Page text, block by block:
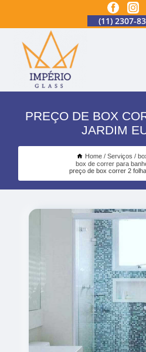
(11) 2307-
PREÇO DE BOX
JARDIM
Home Serviços
box de correr para
preço de box correr 2